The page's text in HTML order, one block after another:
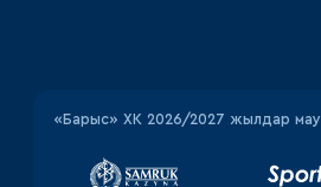
«‎Барыс»‎ ХК 2026/2027 жылдар